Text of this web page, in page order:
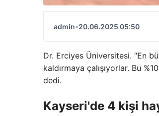
admin•20.06.2025 05:50
Dr. Erciyes Üniversitesi. “En
kaldırmaya çalışıyorlar. Bu
dedi.
Kayseri'de 4 kişi